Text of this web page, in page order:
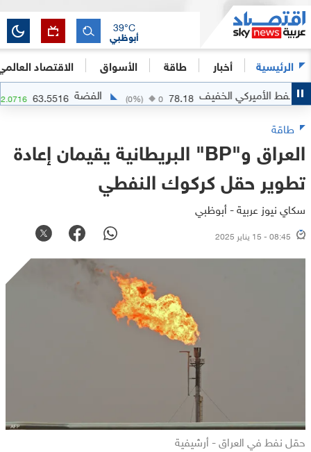
الرئيسية أخبار طاقة الأسواق الاقتصاد
أبوظبي
39°C
الأميركي الخفيف 78.18
0
(0 %) الفضة 63.5516
+2.0716
طاقة
العراق و"BP" البريطانية يقيمان إعادة
تطوير حقل كركوك النفطي
سكاي نيوز عربية - أبوظبي
08:45 - 15 يناير 2025
حقل نفط في العراق - أرشيفية